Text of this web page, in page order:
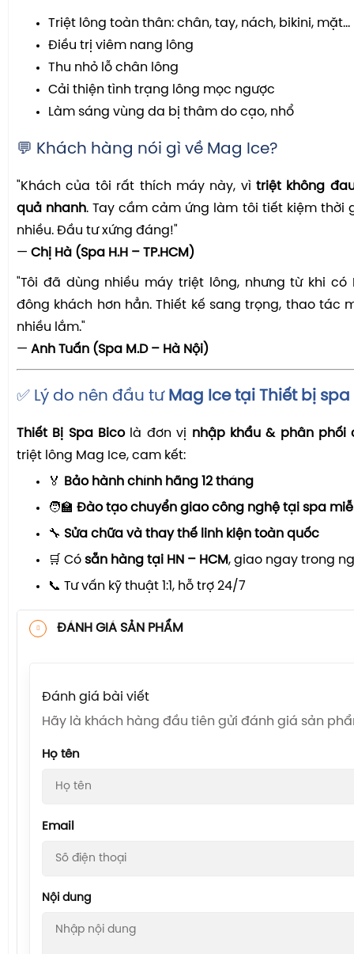
Triệt lông toàn thân: chân, tay, nách, bikini, mặt…
Điều trị viêm nang lông
Thu nhỏ lỗ chân lông
Cải thiện tình trạng lông mọc ngược
Làm sáng vùng da bị thâm do cạo, nhổ
💬 Khách hàng nói gì về Mag Ice?
"Khách của tôi rất thích máy này, vìtriệt không
quả nhanh. Tay cầm cảm ứng làm tôi tiết kiệm thời
nhiều. Đầu tư xứng đáng!"
— Chị Hà (Spa H.H – TP.HCM)
"Tôi đã dùng nhiều máy triệt lông, nhưng từ khi có
đông khách hơn hẳn. Thiết kế sang trọng, thao tác
nhiều lắm."
— Anh Tuấn (Spa M.D – Hà Nội)
✅ Lý do nên đầu tư Mag Ice tại Thiết bị spa
Thiết Bị Spa Bicolà đơn vị nhập khẩu & phân phối
triệt lông Mag Ice, cam kết:
🏅
Bảo hành chính hãng 12 tháng
🧑‍🏫 Đào tạo chuyển giao công nghệ tại spa
🔧 Sửa chữa và thay thế linh kiện toàn quốc
🛒 Có sẵn hàng tại HN – HCM, giao ngay trong
📞 Tư vấn kỹ thuật 1:1, hỗ trợ 24/7
ĐÁNH GIÁ SẢN PHẨM
Đánh giá bài viết
Hãy là khách hàng đầu tiên gửi đánh giá sản
Họ tên
Email
Nội dung